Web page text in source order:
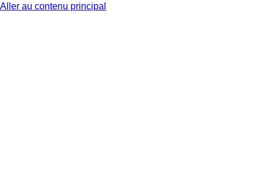
Aller au contenu principal